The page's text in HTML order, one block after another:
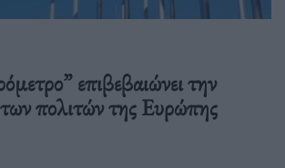
επιβεβαιώνει την
πολιτών της Ευρώπης